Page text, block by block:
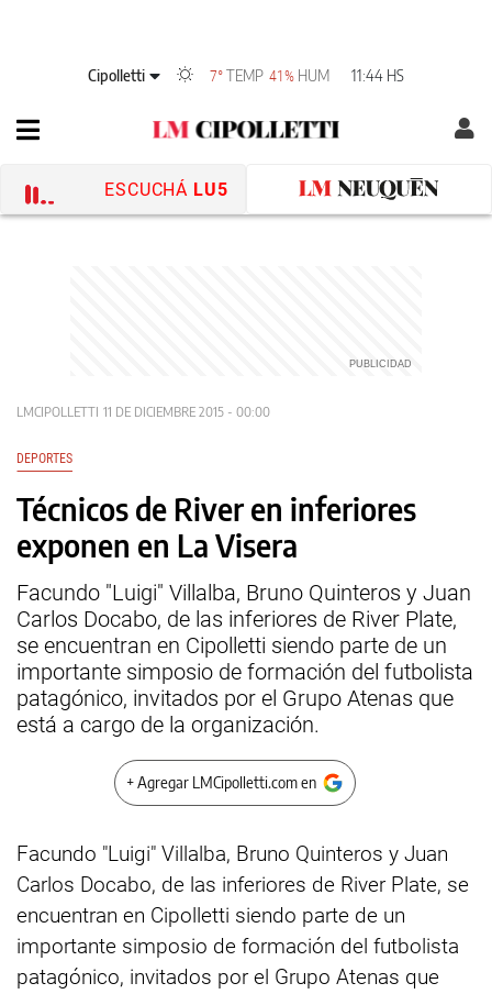
Cipolletti 7°TEMP 41% HUM 11:44 HS
ESCUCHÁ LU5
LMCIPOLLETTI 11 DE DICIEMBRE 2015 - 00:00
DEPORTES
Técnicos de River en inferiores
exponen en La Visera
Facundo "Luigi" Villalba, Bruno Quinteros y Juan
Carlos Docabo, de las inferiores de River Plate,
se encuentran en Cipolletti siendo parte de un
importante simposio de formación del futbolista
patagónico, invitados por el Grupo Atenas que
está a cargo de la organización.
+ Agregar LMCipolletti.com en
Facundo "Luigi" Villalba, Bruno Quinteros y Juan
Carlos Docabo, de las inferiores de River Plate, se
encuentran en Cipolletti siendo parte de un
importante simposio de formación del futbolista
patagónico, invitados por el Grupo Atenas que